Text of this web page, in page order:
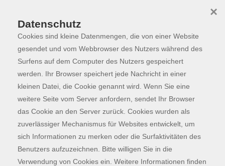
Skip to main content
Programm
Der Kurs konnte nicht gefunden werden.
Kontaktformular
Impressum
AGB
Datenschutz
Cookies sind kleine Datenmengen, die von einer Website
gesendet und vom Webbrowser des Nutzers während des
Surfens auf dem Computer des Nutzers gespeichert
werden. Ihr Browser speichert jede Nachricht in einer
kleinen Datei, die Cookie genannt wird. Wenn Sie eine
weitere Seite vom Server anfordern, sendet Ihr Browser
das Cookie an den Server zurück. Cookies wurden als
zuverlässiger Mechanismus für Websites entwickelt, um
sich Informationen zu merken oder die Surfaktivitäten des
Benutzers aufzuzeichnen. Bitte willigen Sie in die
Verwendung von Cookies ein. Weitere Informationen finden
×